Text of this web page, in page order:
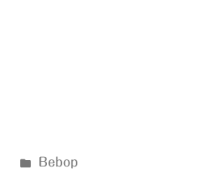
カ
Bebop